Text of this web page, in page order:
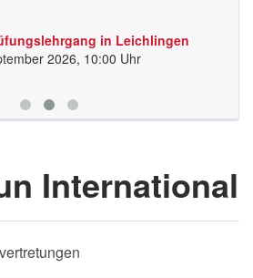
in Leichlingen
2026, 10:00 Uhr
International